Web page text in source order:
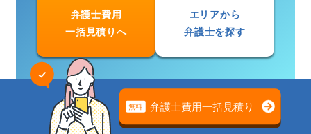
相続放棄の問題は 専門家の無料相談でスッキリ解決
弁護士費用
一括見積りへ
エリアから
弁護士を探す